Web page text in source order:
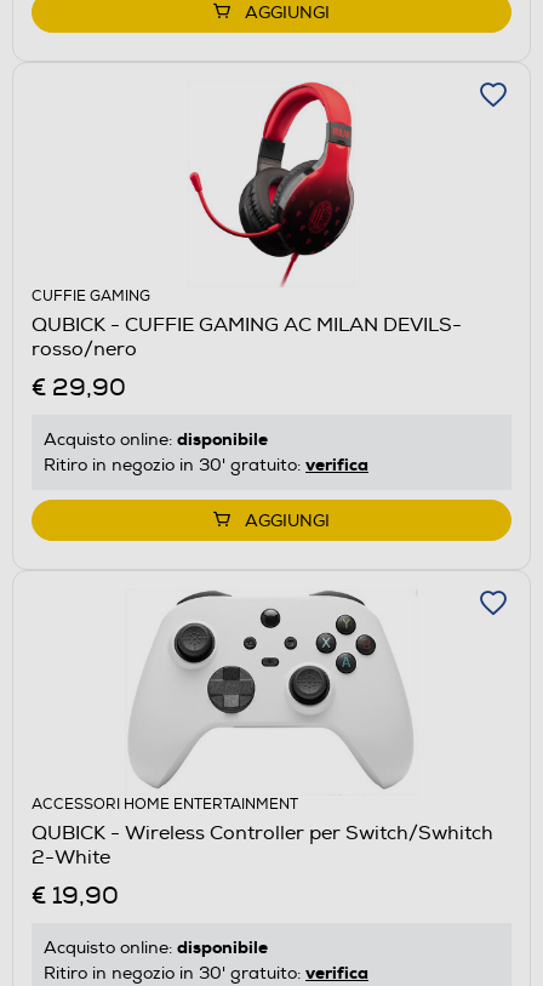
AGGIUNGI
CUFFIE GAMING
QUBICK - CUFFIE GAMING AC MILAN DEVILS-
rosso/nero
€ 29,90
Acquisto online: disponibile
Ritiro in negozio in 30' gratuito: verifica
AGGIUNGI
ACCESSORI HOME ENTERTAINMENT
QUBICK - Wireless Controller per Switch/Swhitch
2-White
€ 19,90
Acquisto online: disponibile
Ritiro in negozio in 30' gratuito: verifica